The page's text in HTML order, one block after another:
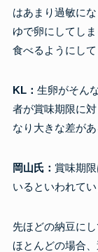
はあまり過敏に
ゆで卵にしてし
食べるようにして
KL： 生卵がそん
者が賞味期限に
なり大きな差があ
岡山氏： 賞味期
いるといわれてい
先ほどの納豆に
ほとんどの場合